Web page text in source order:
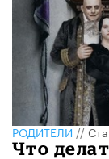
РОДИТЕЛИ//
Что